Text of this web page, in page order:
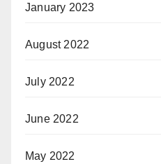
January 2023
August 2022
July 2022
June 2022
May 2022